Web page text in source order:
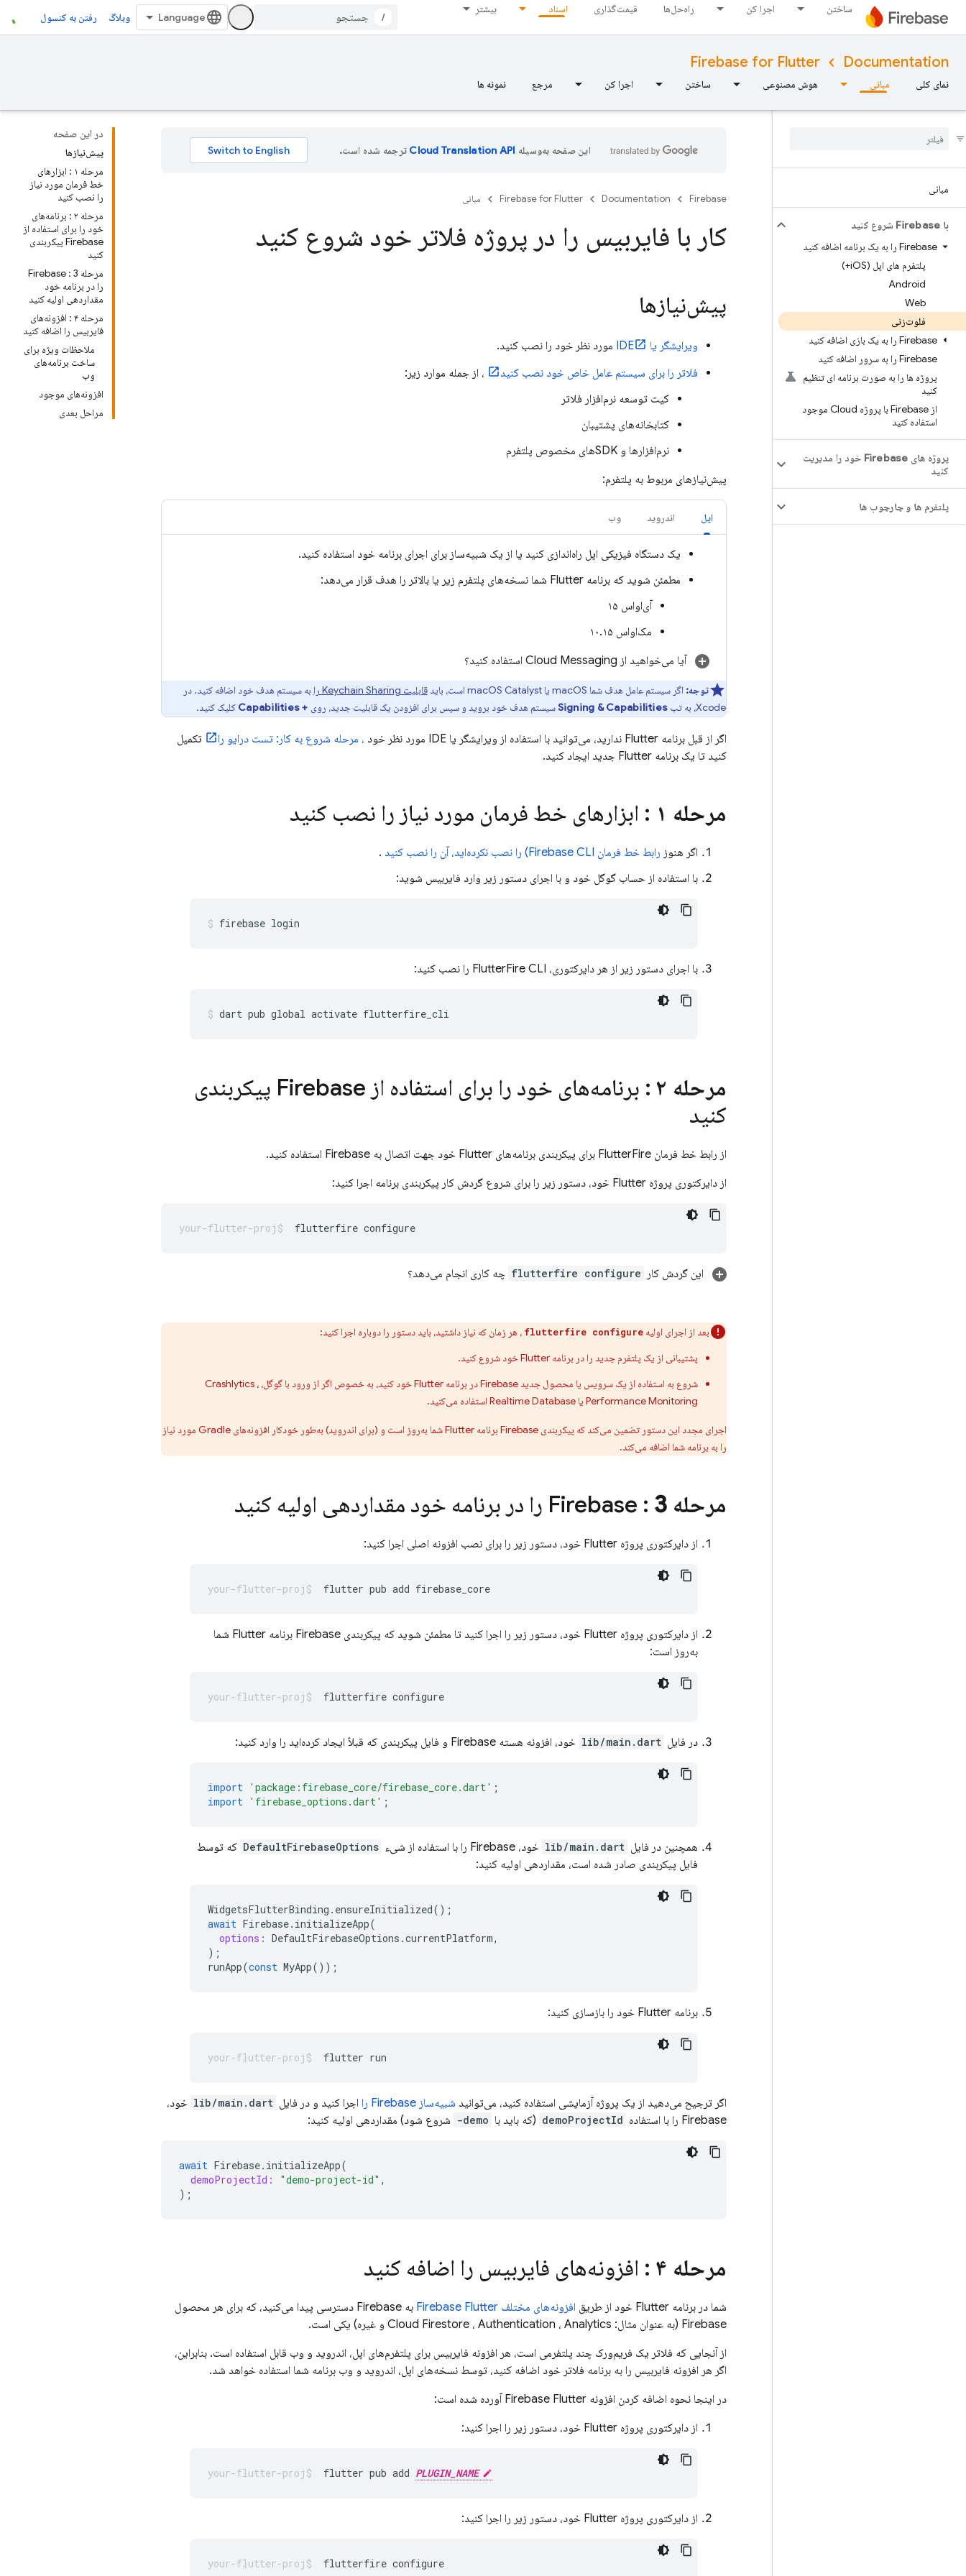
ساختن اجرا کن راه‌حل‌ها قیمت‌گذاری اسناد بیشتر
/ وبلاگ رفتن به کنسول
Documentation
Firebase for Flutter
نمای کلی مبانی هوش مصنوعی ساختن اجرا کن مرجع نمونه ها
مبانی
با Firebase شروع کنید
Firebase را به یک برنامه اضافه کنید
پلتفرم های اپل (iOS+)
Android
Web
فلوت‌زنی
Firebase را به یک بازی اضافه کنید
Firebase را به سرور اضافه کنید
پروژه ها را به صورت برنامه ای تنظیم
کنید
از Firebase با پروژه Cloud موجود
استفاده کنید
پروژه های Firebase خود را مدیریت
کنید
پلتفرم ها و چارچوب ها
در این صفحه
پیش‌نیازها
مرحله ۱ : ابزارهای
خط فرمان مورد نیاز
را نصب کنید
مرحله ۲ : برنامه‌های
خود را برای استفاده از
Firebase پیکربندی
کنید
مرحله 3 : Firebase
را در برنامه خود
مقداردهی اولیه کنید
مرحله ۴ : افزونه‌های
فایربیس را اضافه کنید
ملاحظات ویژه برای
ساخت برنامه‌های
وب
افزونه‌های موجود
مراحل بعدی
این صفحه به‌وسیله ترجمه شده است.
Firebase
Documentation
Firebase for Flutter مبانی
کار با فایربیس را در پروژه فلاتر خود شروع کنید
پیش‌نیازها
ویرایشگر یا IDE
مورد نظر خود را نصب کنید.
فلاتر را برای سیستم عامل خاص خود نصب کنید
، از جمله موارد زیر:
کیت توسعه نرم‌افزار فلاتر
کتابخانه‌های پشتیبان
نرم‌افزارها و SDKهای مخصوص پلتفرم
پیش‌نیازهای مربوط به پلتفرم:
اپل اندروید وب
یک دستگاه فیزیکی اپل راه‌اندازی کنید یا از یک شبیه‌ساز برای اجرای برنامه خود استفاده کنید.
مطمئن شوید که برنامه Flutter شما نسخه‌های پلتفرم زیر یا بالاتر را هدف قرار می‌دهد:
آی‌او‌اس ۱۵
مک‌او‌اس ۱۰.۱۵
آیا می‌خواهید از Cloud Messaging استفاده کنید؟
توجه: اگر سیستم عامل هدف شما macOS یا macOS Catalyst است، باید قابلیت Keychain Sharing را
به سیستم هدف خود اضافه کنید. در
Xcode، به تب
Signing & Capabilitiesسیستم هدف خود بروید و سپس برای افزودن یک قابلیت جدید، روی + Capabilities کلیک کنید.
اگر از قبل برنامه Flutter ندارید، می‌توانید با استفاده از ویرایشگر یا IDE مورد نظر خود ، مرحله شروع به کار: تست درایو را
تکمیل
کنید تا یک برنامه Flutter جدید ایجاد کنید.
مرحله ۱ : ابزارهای خط فرمان مورد نیاز را نصب کنید
اگر هنوز رابط خط فرمان Firebase CLI) را نصب نکرده‌اید، آن را نصب کنید
.
با استفاده از حساب گوگل خود و با اجرای دستور زیر وارد فایربیس شوید:
firebase
با اجرای دستور زیر از هر دایرکتوری، FlutterFire CLI را نصب کنید:
dart pub global activate
مرحله ۲
: برنامه‌های خود را برای استفاده از Firebase پیکربندی
کنید
از رابط خط فرمان FlutterFire برای پیکربندی برنامه‌های Flutter خود جهت اتصال به Firebase استفاده کنید.
از دایرکتوری پروژه Flutter خود، دستور زیر را برای شروع گردش کار پیکربندی برنامه اجرا کنید:
flutterfire
این گردش کار flutterfire configure چه کاری انجام می‌دهد؟
بعد از اجرای اولیه flutterfire configure ، هر زمان که نیاز داشتید، باید دستور را دوباره اجرا کنید:
پشتیبانی از یک پلتفرم جدید را در برنامه Flutter خود شروع کنید.
شروع به استفاده از یک سرویس یا محصول جدید Firebase در برنامه Flutter خود کنید، به خصوص اگر از ورود با گوگل،
Crashlytics ،
Performance Monitoring یا Realtime Database استفاده می‌کنید.
اجرای مجدد این دستور تضمین می‌کند که پیکربندی Firebase برنامه Flutter شما به‌روز است و (برای اندروید) به‌طور خودکار افزونه‌های Gradle مورد نیاز
را به برنامه شما اضافه می‌کند.
مرحله 3 : Firebase را در برنامه خود مقداردهی اولیه کنید
از دایرکتوری پروژه Flutter خود، دستور زیر را برای نصب افزونه اصلی اجرا کنید:
flutter pub add
از دایرکتوری پروژه Flutter خود، دستور زیر را اجرا کنید تا مطمئن شوید که پیکربندی Firebase برنامه Flutter شما
به‌روز است:
flutterfire
در فایل lib/main.dart خود، افزونه هسته Firebase و فایل پیکربندی که قبلاً ایجاد کرده‌اید را وارد کنید:
import 'package:firebase_core/firebase_core.dart' ;
import 'firebase_options.dart' ;
همچنین در فایل lib/main.dart خود، Firebase را با استفاده از شیء DefaultFirebaseOptions که توسط
فایل پیکربندی صادر شده است، مقداردهی اولیه کنید:
WidgetsFlutterBinding . ensureInitialized();
await Firebase. initializeApp(
options: DefaultFirebaseOptions .currentPlatform,
);
runApp(const MyApp());
برنامه Flutter خود را بازسازی کنید:
flutter
اگر ترجیح می‌دهید از یک پروژه آزمایشی استفاده کنید، می‌توانید شبیه‌ساز Firebase را اجرا کنید و در فایل lib/main.dart خود،
Firebase را با استفاده
demoProjectId (که باید با demo- شروع شود) مقداردهی اولیه کنید:
await Firebase. initializeApp(
demoProjectId:
"demo-project-id" ,
);
مرحله ۴ : افزونه‌های فایربیس را اضافه کنید
شما در برنامه Flutter خود از طریق افزونه‌های مختلف Firebase Flutter
به Firebase دسترسی پیدا می‌کنید، که برای هر محصول
Firebase (به عنوان مثال:
Cloud Firestore ، Authentication ، Analytics
و غیره) یکی است.
از آنجایی که فلاتر یک فریم‌ورک چند پلتفرمی است، هر افزونه فایربیس برای پلتفرم‌های اپل، اندروید و وب قابل استفاده است. بنابراین،
اگر هر افزونه فایربیس را به برنامه فلاتر خود اضافه کنید، توسط نسخه‌های اپل، اندروید و وب برنامه شما استفاده خواهد شد.
در اینجا نحوه اضافه کردن افزونه Firebase Flutter آورده شده است:
از دایرکتوری پروژه Flutter خود، دستور زیر را اجرا کنید:
flutter pub add PLUGIN_NAME
از دایرکتوری پروژه Flutter خود، دستور زیر را اجرا کنید:
flutterfire